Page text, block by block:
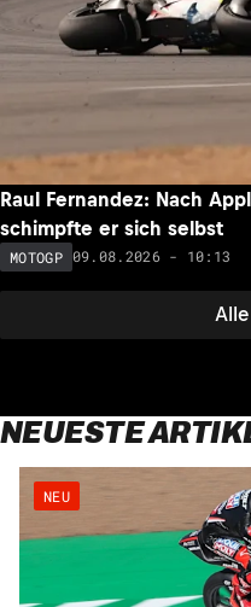
Raul Fernandez: Nach
schimpfte er sich selbst
MOTOGP 09.08.2026 - 10:13
NEUESTE
NEU